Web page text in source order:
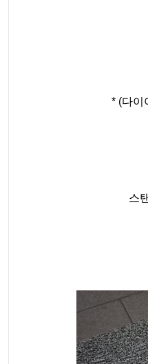
* (다이
스